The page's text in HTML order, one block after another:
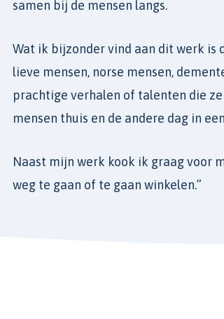
samen bij de mensen langs.
Wat ik bijzonder vind aan dit werk is
lieve mensen, norse mensen,
prachtige verhalen of talenten die ze
mensen thuis en de andere dag in
Naast mijn werk kook ik graag voor
weg te gaan of te gaan winkelen.”